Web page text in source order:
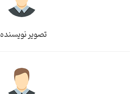
تصویر نویسنده :